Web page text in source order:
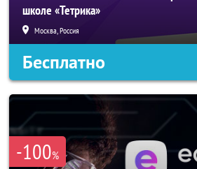
школе «Тетрика»
Москва, Россия
Бесплатно
-100%